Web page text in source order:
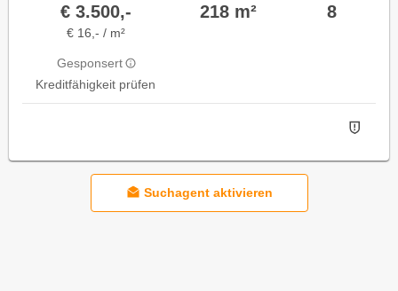
€ 3.500,-
€ 16,- / m²
Gesponsert
Kreditfähigkeit prüfen
218 m² 8
Suchagent aktivieren